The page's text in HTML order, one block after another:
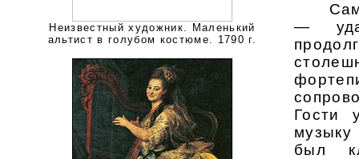
Неизвестный художник. Маленький
альтист в голубом костюме. 1790 г.
—
Гости
был